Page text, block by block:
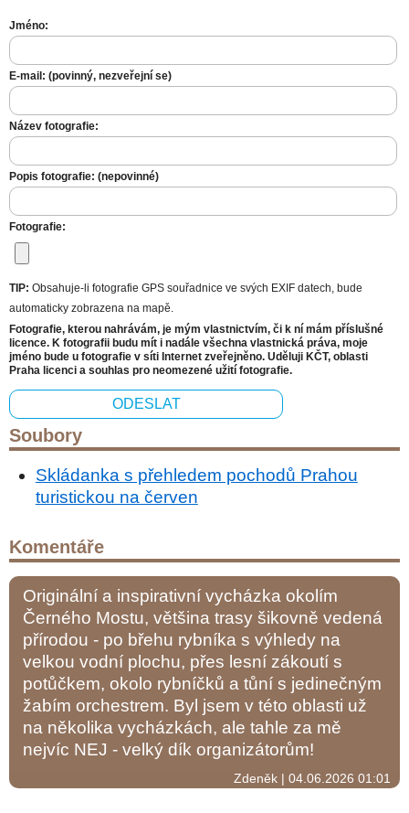
Jméno:
E-mail: (povinný, nezveřejní se)
Název fotografie:
Popis fotografie: (nepovinné)
Fotografie:
TIP: Obsahuje-li fotografie GPS souřadnice ve svých EXIF datech, bude
automaticky zobrazena na mapě.
Fotografie, kterou nahrávám, je mým vlastnictvím, či k ní mám příslušné
licence. K fotografii budu mít i nadále všechna vlastnická práva, moje
jméno bude u fotografie v síti Internet zveřejněno. Uděluji KČT, oblasti
Praha licenci a souhlas pro neomezené užití fotografie.
Soubory
Skládanka s přehledem pochodů Prahou
turistickou na červen
Komentáře
Originální a inspirativní vycházka okolím
Černého Mostu, většina trasy šikovně vedená
přírodou - po břehu rybníka s výhledy na
velkou vodní plochu, přes lesní zákoutí s
potůčkem, okolo rybníčků a tůní s jedinečným
žabím orchestrem. Byl jsem v této oblasti už
na několika vycházkách, ale tahle za mě
nejvíc NEJ - velký dík organizátorům!
Zdeněk | 04.06.2026 01:01